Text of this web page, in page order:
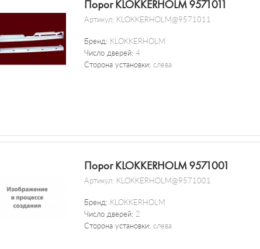
Порог KLOKKERHOLM 9571011
Артикул: KLOKKERHOLM@9571011
Бренд: KLOKKERHOLM
Число дверей: 4
Сторона установки: слева
Порог KLOKKERHOLM 9571001
Артикул: KLOKKERHOLM@9571001
Бренд: KLOKKERHOLM
Число дверей: 2
Сторона установки: слева